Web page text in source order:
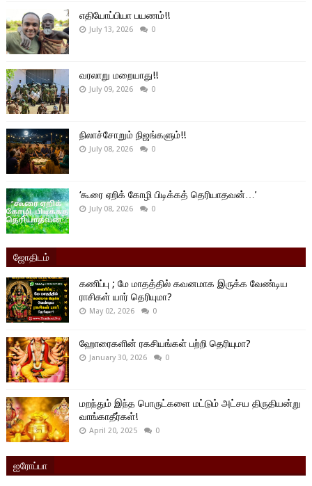
எதியோப்பியா பயணம்!!
July 13, 2026 0
வரலாறு மறையாது!!
July 09, 2026 0
நிலாச்சோறும் நிஜங்களும்!!
July 08, 2026 0
‘கூரை ஏறிக் கோழி பிடிக்கத் தெரியாதவன்…’
July 08, 2026 0
ஜோதிடம்
கணிப்பு ; மே மாதத்தில் கவனமாக இருக்க வேண்டிய
ராசிகள் யார் தெரியுமா?
May 02, 2026 0
ஹோரைகளின் ரகசியங்கள் பற்றி தெரியுமா?
January 30, 2026 0
மறந்தும் இந்த பொருட்களை மட்டும் அட்சய திருதியன்று
வாங்காதீர்கள்!
April 20, 2025 0
ஐரோப்பா